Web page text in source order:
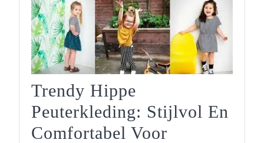
Trendy Hippe
Peuterkleding: Stijlvol En
Comfortabel Voor